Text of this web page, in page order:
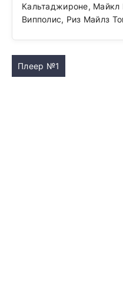
Кальтаджироне, Майкл
Випполис, Риз Майлз
Плеер №1